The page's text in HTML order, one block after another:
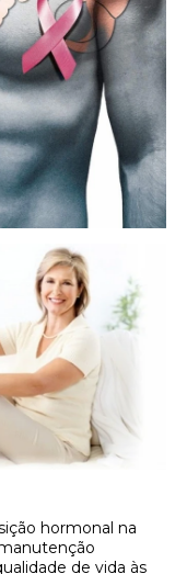
hormonal na
de vida às